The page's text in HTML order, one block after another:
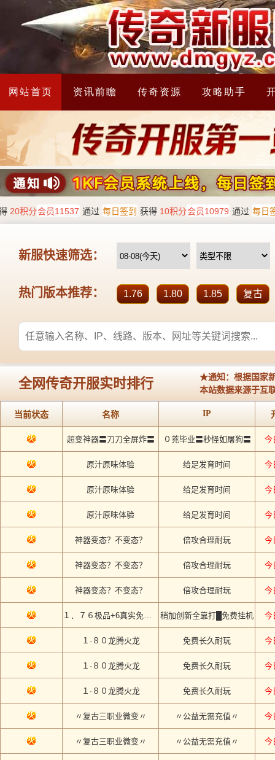
网站首页 资讯前瞻 传奇资源 攻略助手